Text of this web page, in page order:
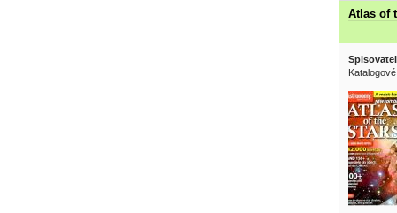
Atlas of
Spisovatel